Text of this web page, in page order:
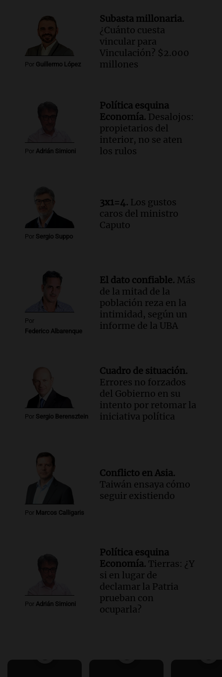
Episodios
Audio.Mateo, a los 25 años, lucha
contra el tiempo: necesita un trasplante
para poder seguir viviend
Estiman que la inflación nacional
de julio será menor al 2,9% registrado
en CABA
Una mañana para todos
Episodios
Una mañana para todos
Episodios
Audio.Chile planteó mejorar la
conectividad fronteriza, aérea y digital
con Jujuy
Por Guillermo López
Subasta millonaria.
¿Cuánto cuesta
vincular para
Vinculación? $2.000
millones
Por Adrián Simioni
Política esquina
Economía. Desalojos:
propietarios del
interior, no se aten
los rulos
Por Sergio Suppo
3x1=4. Los gustos
caros del ministro
Caputo
Por
Federico Albarenque
El dato confiable. Más
de la mitad de la
población reza en la
intimidad, según un
informe de la UBA
Por Sergio Berensztein
Cuadro de situación.
Errores no forzados
del Gobierno en su
intento por retomar la
iniciativa política
Por Marcos Calligaris
Conflicto en Asia.
Taiwán ensaya cómo
seguir existiendo
Por Adrián Simioni
Política esquina
Economía. Tierras: ¿Y
si en lugar de
declamar la Patria
prueban con
ocuparla?